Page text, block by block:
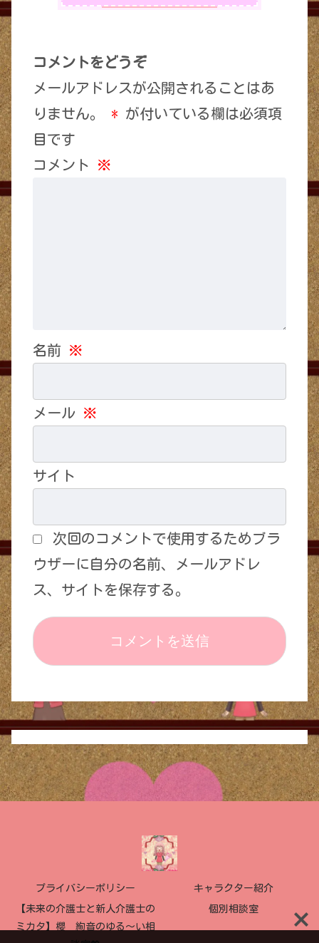
コメントをどうぞ
メールアドレスが公開されることはあ
りません。
* が付いている欄は必須項
目です
コメント ※
名前 ※
メール ※
サイト
次回のコメントで使用するためブラ
ウザーに自分の名前、メールアドレ
ス、サイトを保存する。
プライバシーポリシー キャラクター紹介
【未来の介護士と新人介護士の
ミカタ】櫻 絢音のゆる〜い相
個別相談室